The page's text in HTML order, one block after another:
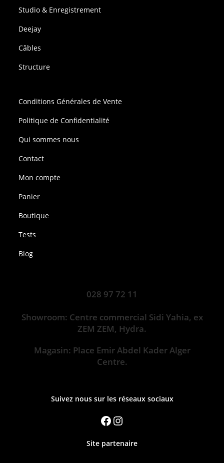
Studio & Enregistrement
Deejay
Câbles
Structure
Conditions Générales de Vente
Politique de Confidentialité
Qui sommes nous
Contact
Mon compte
Panier
Boutique
Tests
Blog
028 97 72 11
Showroom: Centre commercial Sidi Yahia, ex
ZEM ZEM, Hydra.
Magasin: Place Emir Abdel Kader Alger
Centre.
Suivez nous sur les réseaux sociaux
Site partenaire